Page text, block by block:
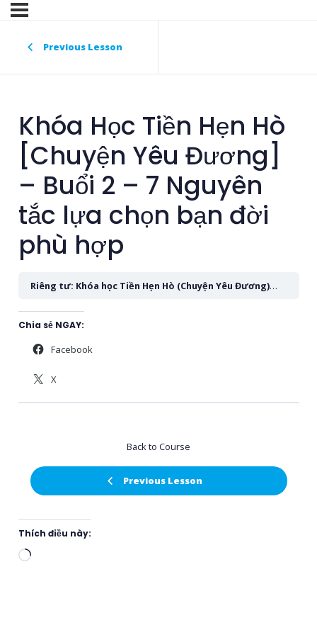
Previous Lesson
Khóa Học Tiền Hẹn Hò
[Chuyện Yêu Đương]
– Buổi 2 – 7 Nguyên
tắc lựa chọn bạn đời
phù hợp
Riêng tư: Khóa học Tiền Hẹn Hò (Chuyện Yêu Đương) t7/2023
Chia sẻ NGAY:
Facebook
X
Previous Lesson
Back to Course
Thích điều này:
Đang